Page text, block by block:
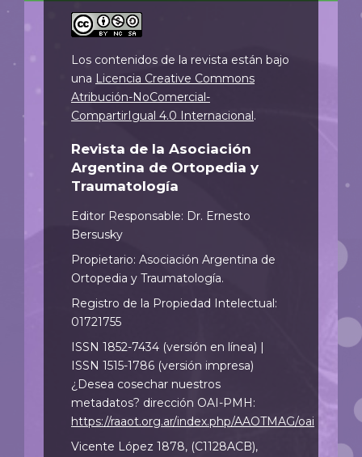
Los contenidos de la revista están bajo
una Licencia Creative Commons
Atribución-NoComercial-
CompartirIgual 4.0 Internacional.
Revista de la Asociación
Argentina de Ortopedia y
Traumatología
Editor Responsable: Dr. Ernesto
Bersusky
Propietario: Asociación Argentina de
Ortopedia y Traumatología.
Registro de la Propiedad Intelectual:
01721755
ISSN 1852-7434 (versión en línea) |
ISSN 1515-1786 (versión impresa)
¿Desea cosechar nuestros
metadatos? dirección OAI-PMH:
https://raaot.org.ar/index.php/AAOTMAG/oai
Vicente López 1878, (C1128ACB),